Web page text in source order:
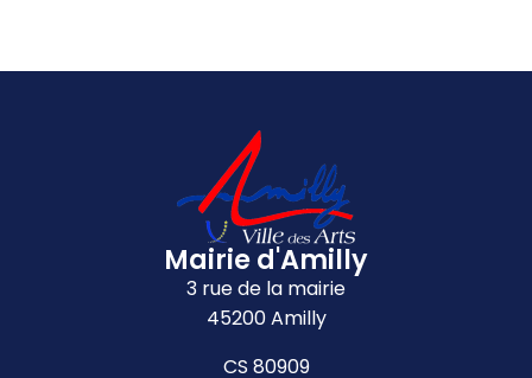
Mairie d'Amilly
3 rue de la mairie
45200 Amilly
CS 80909